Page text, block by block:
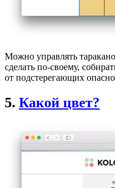
Можно управлять
сделать по-своему,
от подстерегающих
5. Какой цвет?